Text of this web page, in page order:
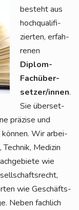
besteht aus
hoch­qua­li­fi­
zier­ten, erfah­
re­nen
Diplom-
Fach­über­
set­zer/in­nen.
Sie über­set­
prä­zi­se und
kön­nen. Wir arbei­
Medi­zin
wie
wie Geschäfts­
Neben fach­lich